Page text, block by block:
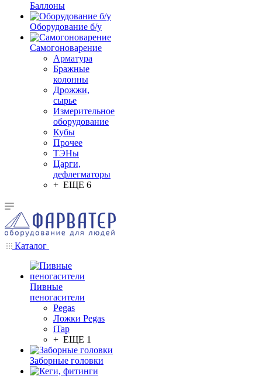
Баллоны
Оборудование б/у
Самогоноварение
Арматура
Бражные
колонны
Дрожжи,
сырье
Измерительное
оборудование
Кубы
Прочее
ТЭНы
Царги,
дефлегматоры
+ ЕЩЕ 6
Каталог
Пивные
пеногасители
Pegas
Ложки Pegas
iTap
+ ЕЩЕ 1
Заборные головки